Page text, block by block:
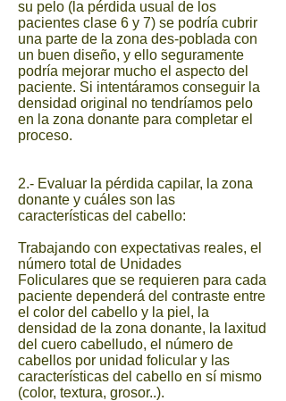
su pelo (la pérdida usual de los
pacientes clase 6 y 7) se podría cubrir
una parte de la zona des-poblada con
un buen diseño, y ello seguramente
podría mejorar mucho el aspecto del
paciente. Si intentáramos conseguir la
densidad original no tendríamos pelo
en la zona donante para completar el
proceso.
2.- Evaluar la pérdida capilar, la zona
donante y cuáles son las
características del cabello:
Trabajando con expectativas reales, el
número total de Unidades
Foliculares que se requieren para cada
paciente dependerá del contraste entre
el color del cabello y la piel, la
densidad de la zona donante, la laxitud
del cuero cabelludo, el número de
cabellos por unidad folicular y las
características del cabello en sí mismo
(color, textura, grosor..).